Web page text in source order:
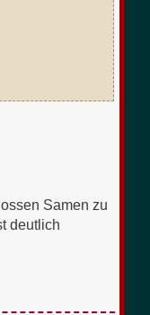
Samen zu
deutlich